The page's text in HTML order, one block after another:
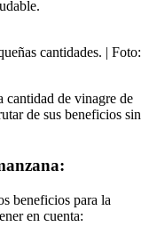
cantidades. | Foto:
cantidad de vinagre de
de sus beneficios sin
beneficios para la
en cuenta: